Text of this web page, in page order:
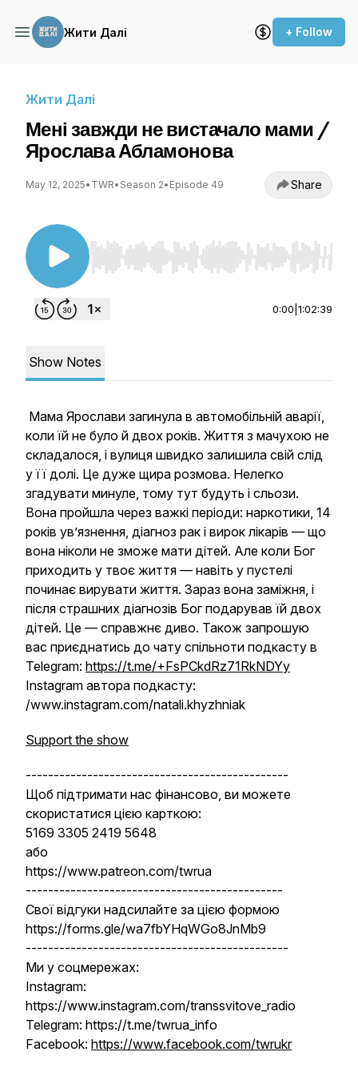
Жити Далі + Follow
Жити Далі
Мені завжди не вистачало мами /
Ярослава Абламонова
May 12, 2025• TWR• Season 2• Episode 49 Share
Use Left/Right to seek, Home/End to jump to
0:00 1:02:39
Show Notes
Мама Ярослави загинула в автомобільній аварії,
коли їй не було й двох років. Життя з мачухою не
складалося, і вулиця швидко залишила свій слід
у її долі. Це дуже щира розмова. Нелегко
згадувати минуле, тому тут будуть і сльози.
Вона пройшла через важкі періоди: наркотики, 14
років ув’язнення, діагноз рак і вирок лікарів — що
вона ніколи не зможе мати дітей. Але коли Бог
приходить у твоє життя — навіть у пустелі
починає вирувати життя. Зараз вона заміжня, і
після страшних діагнозів Бог подарував їй двох
дітей. Це — справжнє диво. Також запрошую
вас приєднатись до чату спільноти подкасту в
Telegram: https://t.me/+FsPCkdRz71RkNDYy
Instagram автора подкасту:
/www.instagram.com/natali.khyzhniak
Support the show
-----------------------------------------------
Щоб підтримати нас фінансово, ви можете
скористатися цією карткою:
5169 3305 2419 5648
або
https://www.patreon.com/twrua
----------------------------------------------
Свої відгуки надсилайте за цією формою
https://forms.gle/wa7fbYHqWGo8JnMb9
-----------------------------------------------
Ми у соцмережах:
Instagram:
https://www.instagram.com/transsvitove_radio
Telegram: https://t.me/twrua_info
Facebook: https://www.facebook.com/twrukr